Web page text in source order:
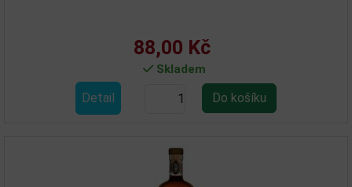
88,00 Kč
Skladem
Detail